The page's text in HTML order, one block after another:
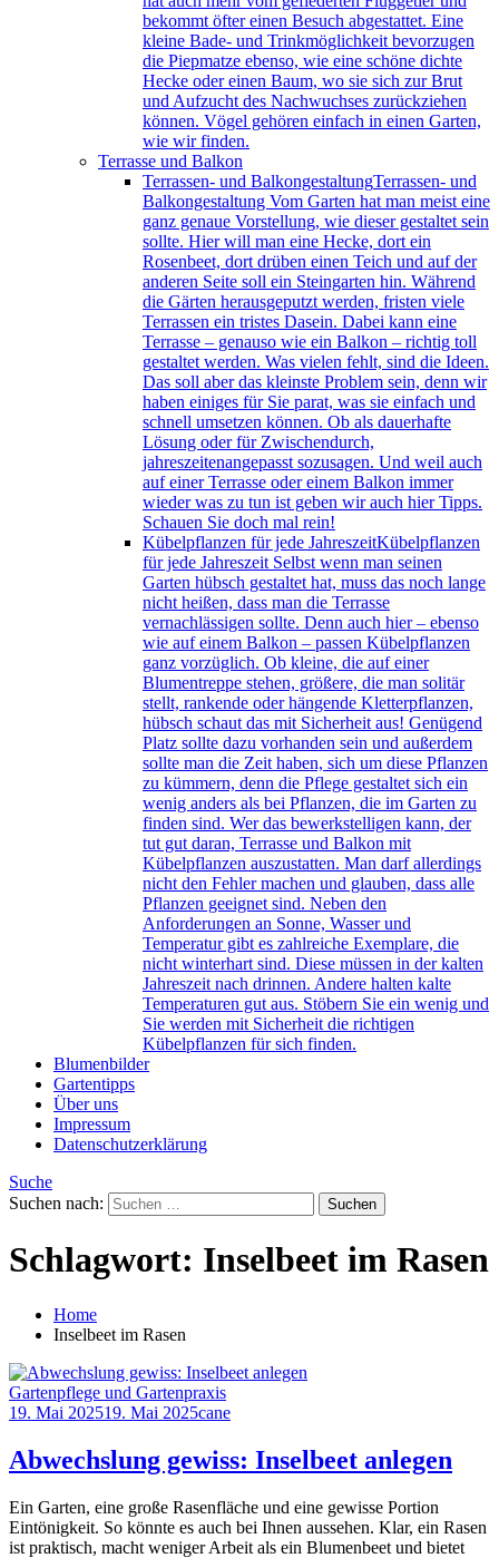
bekommt öfter einen Besuch abgestattet. Eine
kleine Bade- und Trinkmöglichkeit bevorzugen
die Piepmatze ebenso, wie eine schöne dichte
Hecke oder einen Baum, wo sie sich zur Brut
und Aufzucht des Nachwuchses zurückziehen
können. Vögel gehören einfach in einen Garten,
wie wir finden.
Terrasse und Balkon
Terrassen- und BalkongestaltungTerrassen- und
Balkongestaltung Vom Garten hat man meist eine
ganz genaue Vorstellung, wie dieser gestaltet sein
sollte. Hier will man eine Hecke, dort ein
Rosenbeet, dort drüben einen Teich und auf der
anderen Seite soll ein Steingarten hin. Während
die Gärten herausgeputzt werden, fristen viele
Terrassen ein tristes Dasein. Dabei kann eine
Terrasse – genauso wie ein Balkon – richtig toll
gestaltet werden. Was vielen fehlt, sind die Ideen.
Das soll aber das kleinste Problem sein, denn wir
haben einiges für Sie parat, was sie einfach und
schnell umsetzen können. Ob als dauerhafte
Lösung oder für Zwischendurch,
jahreszeitenangepasst sozusagen. Und weil auch
auf einer Terrasse oder einem Balkon immer
wieder was zu tun ist geben wir auch hier Tipps.
Schauen Sie doch mal rein!
Kübelpflanzen für jede JahreszeitKübelpflanzen
für jede Jahreszeit Selbst wenn man seinen
Garten hübsch gestaltet hat, muss das noch lange
nicht heißen, dass man die Terrasse
vernachlässigen sollte. Denn auch hier – ebenso
wie auf einem Balkon – passen Kübelpflanzen
ganz vorzüglich. Ob kleine, die auf einer
Blumentreppe stehen, größere, die man solitär
stellt, rankende oder hängende Kletterpflanzen,
hübsch schaut das mit Sicherheit aus! Genügend
Platz sollte dazu vorhanden sein und außerdem
sollte man die Zeit haben, sich um diese Pflanzen
zu kümmern, denn die Pflege gestaltet sich ein
wenig anders als bei Pflanzen, die im Garten zu
finden sind. Wer das bewerkstelligen kann, der
tut gut daran, Terrasse und Balkon mit
Kübelpflanzen auszustatten. Man darf allerdings
nicht den Fehler machen und glauben, dass alle
Pflanzen geeignet sind. Neben den
Anforderungen an Sonne, Wasser und
Temperatur gibt es zahlreiche Exemplare, die
nicht winterhart sind. Diese müssen in der kalten
Jahreszeit nach drinnen. Andere halten kalte
Temperaturen gut aus. Stöbern Sie ein wenig und
Sie werden mit Sicherheit die richtigen
Kübelpflanzen für sich finden.
Blumenbilder
Gartentipps
Über uns
Impressum
Datenschutzerklärung
Suche
Suchen nach:
Schlagwort: Inselbeet im Rasen
Home
Inselbeet im Rasen
Gartenpflege und Gartenpraxis
19. Mai 202519. Mai 2025cane
Abwechslung gewiss: Inselbeet anlegen
Ein Garten, eine große Rasenfläche und eine gewisse Portion
Eintönigkeit. So könnte es auch bei Ihnen aussehen. Klar, ein Rasen
ist praktisch, macht weniger Arbeit als ein Blumenbeet und bietet